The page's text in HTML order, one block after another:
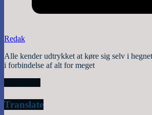
Redak
Alle kender udtrykket at køre sig selv i
i forbindelse af alt for meget
Translate